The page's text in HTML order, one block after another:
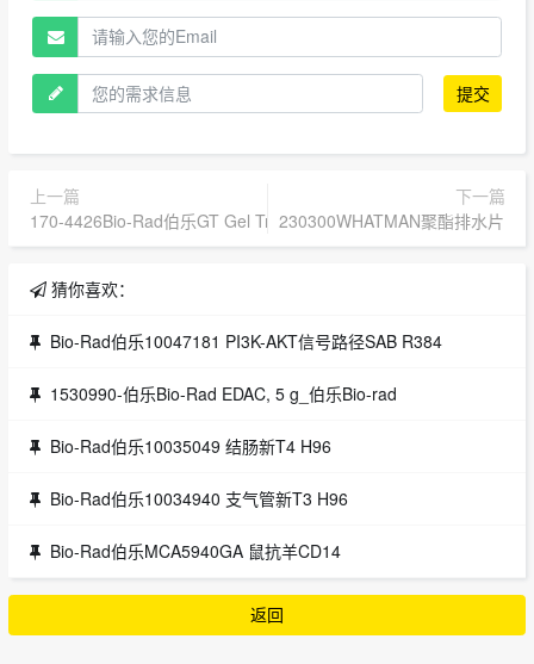
提交
上一篇
170-4426Bio-Rad伯乐GT Gel Tray紫外凝胶盘1704426
下一篇
230300WHATMAN聚酯排水片
猜你喜欢：
Bio-Rad伯乐10047181 PI3K-AKT信号路径SAB R384
1530990-伯乐Bio-Rad EDAC, 5 g_伯乐Bio-rad
Bio-Rad伯乐10035049 结肠新T4 H96
Bio-Rad伯乐10034940 支气管新T3 H96
Bio-Rad伯乐MCA5940GA 鼠抗羊CD14
返回